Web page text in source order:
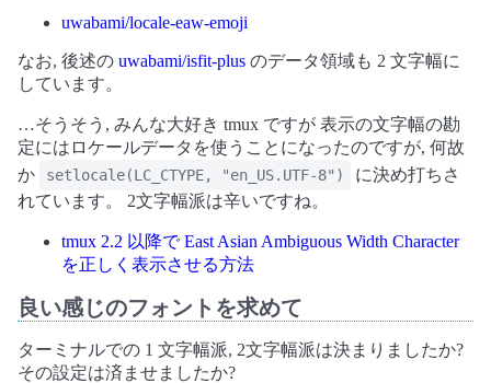
uwabami/locale-eaw-emoji
なお, 後述の uwabami/isfit-plus のデータ領域も 2 文字幅に
しています。
…そうそう, みんな大好き tmux ですが 表示の文字幅の勘
定にはロケールデータを使うことになったのですが, 何故
か
setlocale(LC_CTYPE, "en_US.UTF-8")
に決め打ちさ
れています。 2文字幅派は辛いですね。
tmux 2.2 以降で East Asian Ambiguous Width Character
を正しく表示させる方法
良い感じのフォントを求めて
ターミナルでの 1 文字幅派, 2文字幅派は決まりましたか?
その設定は済ませましたか?